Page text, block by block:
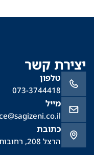
יצירת קשר
טלפון
073-3744418
מייל
כתובת
הרצל 208, רחובות